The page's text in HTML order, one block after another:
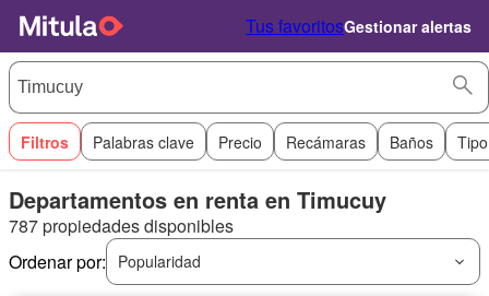
Tus favoritosGestionar alertas
Filtros Palabras clave Precio Recámaras Baños
Departamentos en renta en Timucuy
787 propiedades disponibles
Ordenar por:
Popularidad